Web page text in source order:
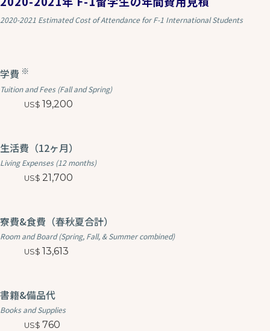
2020-2021 Estimated Cost of Attendance for F-1 International Students
学費 ※
Tuition and Fees (Fall and Spring)
19,200
生活費（12ヶ月）
Living Expenses (12 months)
21,700
寮費&食費（春秋夏合計）
Room and Board (Spring, Fall, & Summer combined)
13,613
書籍&備品代
Books and Supplies
760